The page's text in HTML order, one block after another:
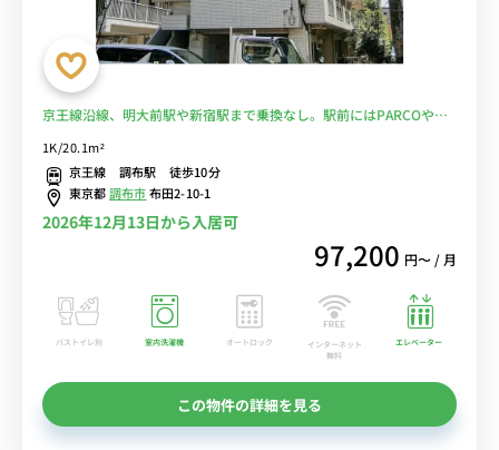
京王線沿線、明大前駅や新宿駅まで乗換なし。駅前にはPARCOや西
友などショッピングモールが複数あり買い物に便利■選べるWi-Fi格
安レンタル中！
1K/20.1m²
京王線 調布駅 徒歩10分
東京都調布市布田2-10-1
2026年12月13日から入居可
97,200 円〜 / 月
バストイレ別 室内洗濯機 オートロック
インターネット
無料
エレベーター
この物件の詳細を見る